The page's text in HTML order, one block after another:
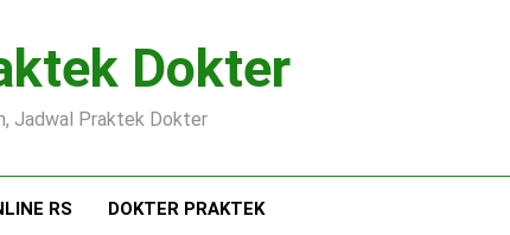
Dokter
Jadwal Praktek Dokter
RS DOKTER PRAKTEK